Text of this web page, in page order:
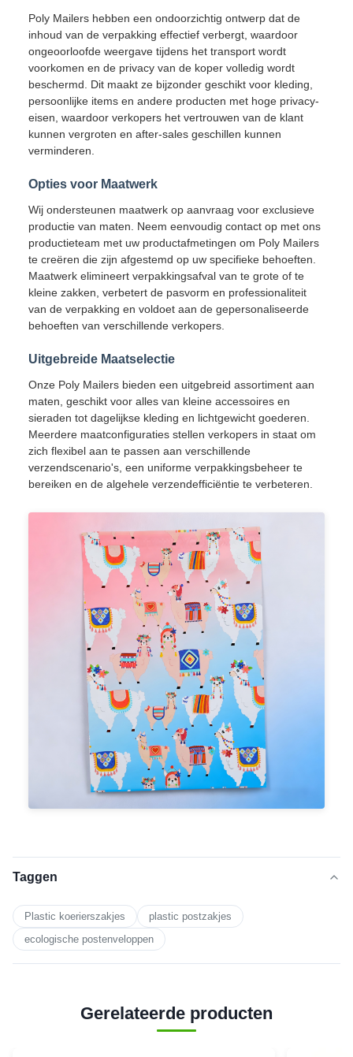
Poly Mailers hebben een ondoorzichtig ontwerp dat de
inhoud van de verpakking effectief verbergt, waardoor
ongeoorloofde weergave tijdens het transport wordt
voorkomen en de privacy van de koper volledig wordt
beschermd. Dit maakt ze bijzonder geschikt voor kleding,
persoonlijke items en andere producten met hoge privacy-
eisen, waardoor verkopers het vertrouwen van de klant
kunnen vergroten en after-sales geschillen kunnen
verminderen.
Opties voor Maatwerk
Wij ondersteunen maatwerk op aanvraag voor exclusieve
productie van maten. Neem eenvoudig contact op met ons
productieteam met uw productafmetingen om Poly Mailers
te creëren die zijn afgestemd op uw specifieke behoeften.
Maatwerk elimineert verpakkingsafval van te grote of te
kleine zakken, verbetert de pasvorm en professionaliteit
van de verpakking en voldoet aan de gepersonaliseerde
behoeften van verschillende verkopers.
Uitgebreide Maatselectie
Onze Poly Mailers bieden een uitgebreid assortiment aan
maten, geschikt voor alles van kleine accessoires en
sieraden tot dagelijkse kleding en lichtgewicht goederen.
Meerdere maatconfiguraties stellen verkopers in staat om
zich flexibel aan te passen aan verschillende
verzendscenario's, een uniforme verpakkingsbeheer te
bereiken en de algehele verzendefficiëntie te verbeteren.
Taggen
Plastic koerierszakjes
plastic postzakjes
ecologische postenveloppen
Gerelateerde producten